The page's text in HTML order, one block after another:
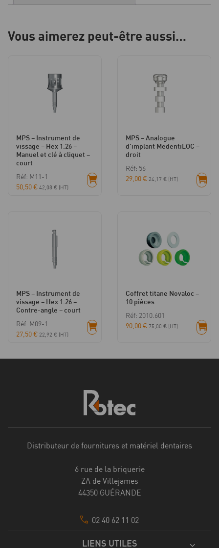
4.5
HG
2.0
Vous aimerez peut-être aussi…
MPS – Instrument de
vissage – Hex 1.26 –
Manuel et clé à cliquet –
court
Réf: M11-1
50,50€ 42,08 € (HT)
MPS – Analogue
d’implant MedentiLOC –
droit
Réf: 56
29,00€ 24,17 € (HT)
MPS – Instrument de
vissage – Hex 1.26 –
Contre-angle – court
Réf: M09-1
27,50€ 22,92 € (HT)
Coffret titane Novaloc –
10 pièces
Réf: 2010.601
90,00€ 75,00 € (HT)
Distributeur de fournitures et matériel dentaires
6 rue de la briquerie
ZA de Villejames
44350 GUÉRANDE
02 40 62 11 02
LIENS UTILES